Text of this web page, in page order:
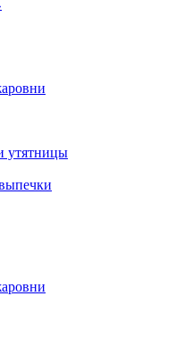
утятницы